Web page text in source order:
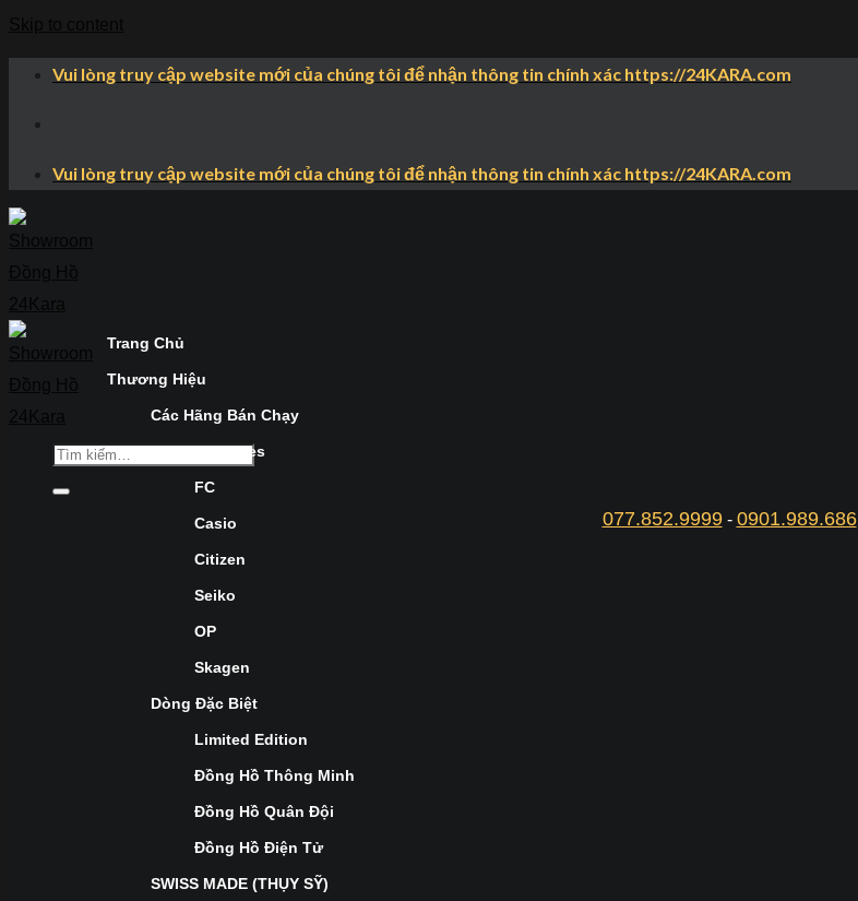
Vui lòng truy cập website mới của chúng tôi để nhận thông tin chính xác https://24KARA.com
Vui lòng truy cập website mới của chúng tôi để nhận thông tin chính xác https://24KARA.com
077.852.9999- 0901.989.686
Trang Chủ
Thương Hiệu
Các Hãng Bán Chạy
Longines
FC
Casio
Citizen
Seiko
OP
Skagen
Dòng Đặc Biệt
Limited Edition
Đồng Hồ Thông Minh
Đồng Hồ Quân Đội
Đồng Hồ Điện Tử
SWISS MADE (THỤY SỸ)